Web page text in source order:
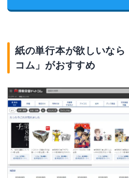
紙の単行本が欲しいなら
コム」がおすすめ